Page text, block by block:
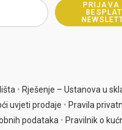
PRIJAVA
• Rješenje – Ustanova u
uvjeti prodaje • Pravila
podataka • Pravilnik o